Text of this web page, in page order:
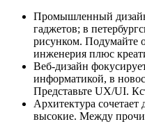
Промышленный
гаджетов; в
рисунком. Подумайте
инженерия плюс
Веб-дизайн
информатикой, в
Представьте UX/UI.
Архитектура сочетает
высокие. Между